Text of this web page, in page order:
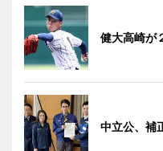
健大高崎
中立公、補